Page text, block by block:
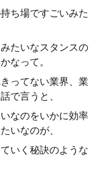
ち場ですごいみた
たいなスタンスの
なって。
ってない業界、業
で言うと、
なのをいかに効率
いなのが、
いく秘訣のような